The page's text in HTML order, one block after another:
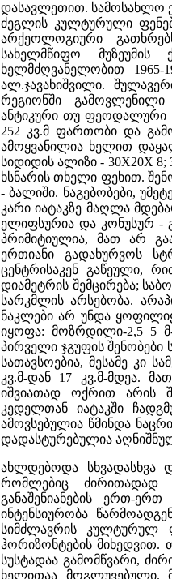
დასავლეთით. სამოსახლო
ძეგლის კულტურული
არქეოლოგიური
სახელმწიფო მუზეუმის
ხელმძღვანელობით
ალ.ჯავახიშვილი.
რეგიონში გამოვლენილი
ანტიკური თუ ფეოდალური
252 კვ.მ ფართობი და
ამოყვანილია ხელით
სიდიდის ალიზი - 30X20X 8;
ხსნარის თხელი ფეხით.
- ბალიში. ნაგებობები,
კარი იატაკზე მაღლა
ელიფსურია და კონუსურ -
პრიმიტიულია, მათ არ
ერთიანი გადახურვოს
ცენტრისაკენ გაწეული,
დიამეტრის შემცირება;
სარკმლის არსებობა.
ნაკლები არ უნდა
იყოფა: მოზრდილი-2,5 5
პირველი ჯგუფის შენობები
სათავსოებია, მესამე კი
კვ.მ-დან 17 კვ.მ-მდეა.
იშვიათად ოქრით არის
კედელთან იატაკში
ამოვსებულია წმინდა
დადასტურებულია
ახლდებოდა სხვადასხვა
რომლებიც ძირითადად
განაშენიანების ერთ-
ინტენსიურობა
სიმძლავრის კულტურულ
ჰორიზონტების მიხედვით.
სუსტადაა გამომწვარი,
ხელითაა მოგლუვებული.